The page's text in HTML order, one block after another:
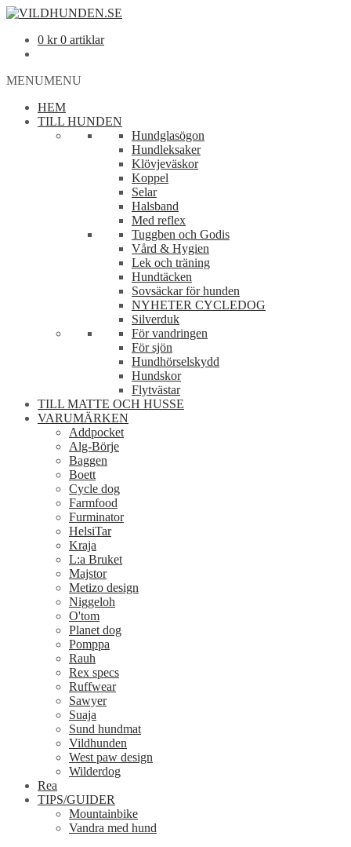
0 kr 0 artiklar
MENUMENU
HEM
TILL HUNDEN
Hundglasögon
Hundleksaker
Klövjeväskor
Koppel
Selar
Halsband
Med reflex
Tuggben och Godis
Vård & Hygien
Lek och träning
Hundtäcken
Sovsäckar för hunden
NYHETER CYCLEDOG
Silverduk
För vandringen
För sjön
Hundhörselskydd
Hundskor
Flytvästar
TILL MATTE OCH HUSSE
VARUMÄRKEN
Addpocket
Alg-Börje
Baggen
Boett
Cycle dog
Farmfood
Furminator
HelsiTar
Kraja
L:a Bruket
Majstor
Metizo design
Niggeloh
O'tom
Planet dog
Pomppa
Rauh
Rex specs
Ruffwear
Sawyer
Suaja
Sund hundmat
Vildhunden
West paw design
Wilderdog
Rea
TIPS/GUIDER
Mountainbike
Vandra med hund